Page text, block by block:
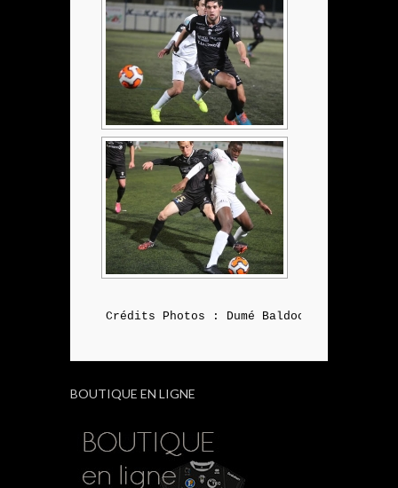
Crédits Photos : Dumé Baldocchi
BOUTIQUE EN LIGNE